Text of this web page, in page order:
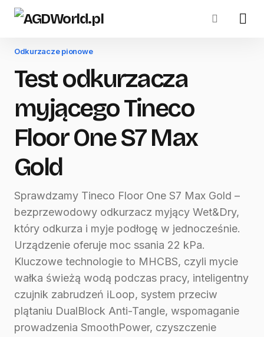
Odkurzacze pionowe
Test odkurzacza
myjącego Tineco
Floor One S7 Max
Gold
Sprawdzamy Tineco Floor One S7 Max Gold –
bezprzewodowy odkurzacz myjący Wet&Dry,
który odkurza i myje podłogę w jednocześnie.
Urządzenie oferuje moc ssania 22 kPa.
Kluczowe technologie to MHCBS, czyli mycie
wałka świeżą wodą podczas pracy, inteligentny
czujnik zabrudzeń iLoop, system przeciw
plątaniu DualBlock Anti-Tangle, wspomaganie
prowadzenia SmoothPower, czyszczenie